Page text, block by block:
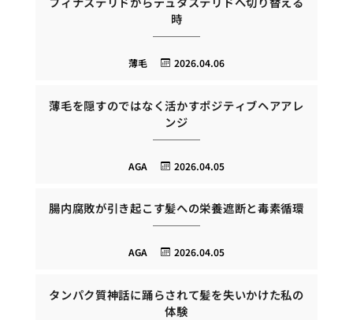
時
2026.04.06
薄毛
薄毛を隠すのではなく活かすポジティブヘアアレ
ンジ
2026.04.05
AGA
腸内腐敗が引き起こす髪への栄養遮断と毒素循環
2026.04.05
AGA
タンパク質神話に踊らされて髪を失いかけた私の
体験